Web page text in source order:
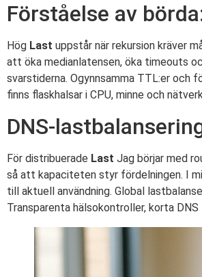
Förståelse av
Hög Last uppstår när rekursion kräver
att öka medianlatensen, öka timeouts
svarstiderna. Ogynnsamma TTL:er
finns flaskhalsar i CPU, minne och
DNS-
För distribuerade Last Jag börjar med
så att kapaciteten styr fördelningen. I
till aktuell användning. Global
Transparenta hälsokontroller, korta